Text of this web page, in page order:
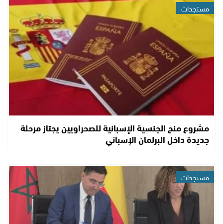
مستجدات
مشروع منح الجنسية الإسبانية للصحراويين يجتاز مرحلة
جديدة داخل البرلمان الإسباني
مستجدات